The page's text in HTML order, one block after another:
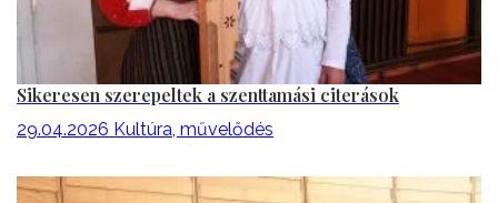
Sikeresen szerepeltek a szenttamási citerások
29.04.2026 Kultúra, művelődés